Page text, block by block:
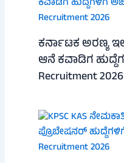
ಕರ್ನಾಟಕ ಅರಣ್ಯ
ಆನೆ ಕವಾಡಿಗ
Recruitment 2026